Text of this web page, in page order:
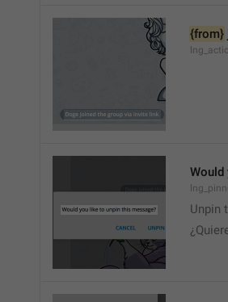
{from}
Would
Unpin